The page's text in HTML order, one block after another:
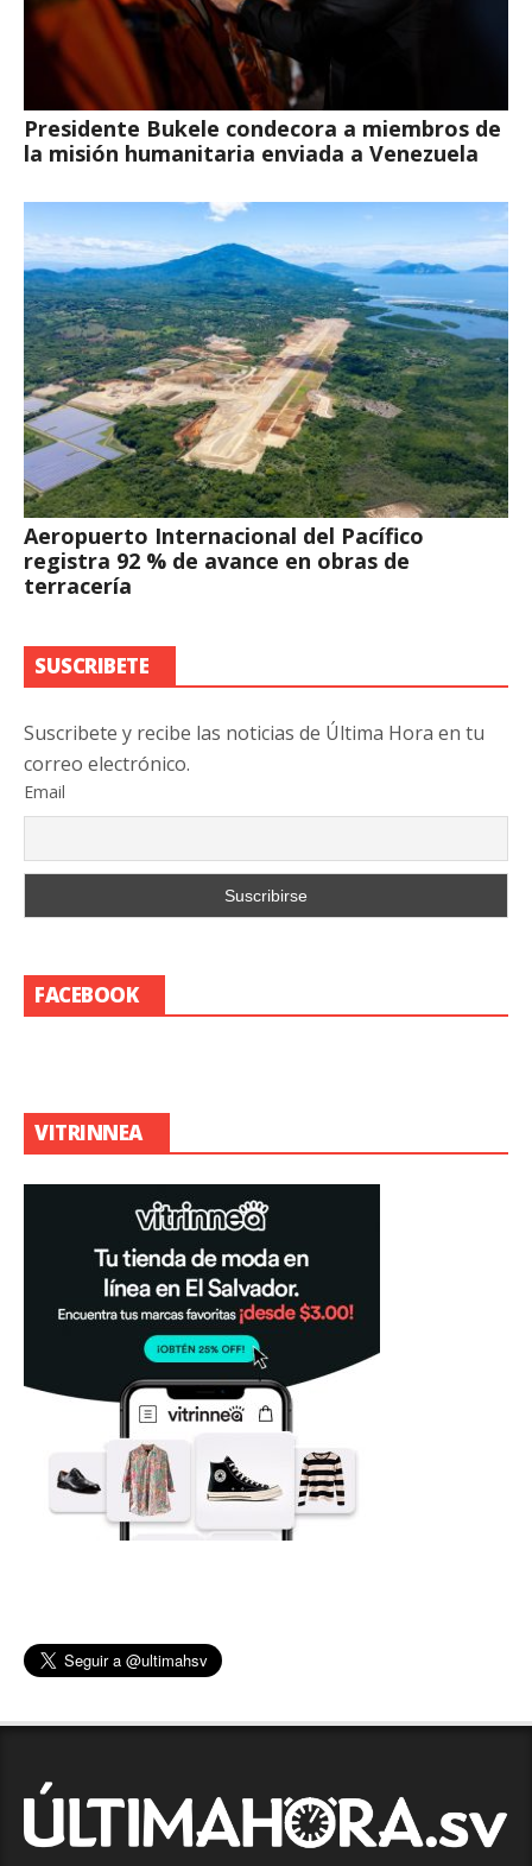
Presidente Bukele condecora a miembros de
la misión humanitaria enviada a Venezuela
Aeropuerto Internacional del Pacífico
registra 92 % de avance en obras de
terracería
SUSCRIBETE
Suscribete y recibe las noticias de Última Hora en tu
correo electrónico.
Email
FACEBOOK
VITRINNEA